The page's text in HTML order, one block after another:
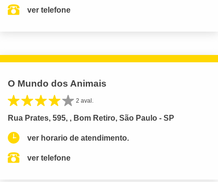
ver telefone
O Mundo dos Animais
2 aval.
Rua Prates, 595, , Bom Retiro, São Paulo - SP
ver horario de atendimento.
ver telefone